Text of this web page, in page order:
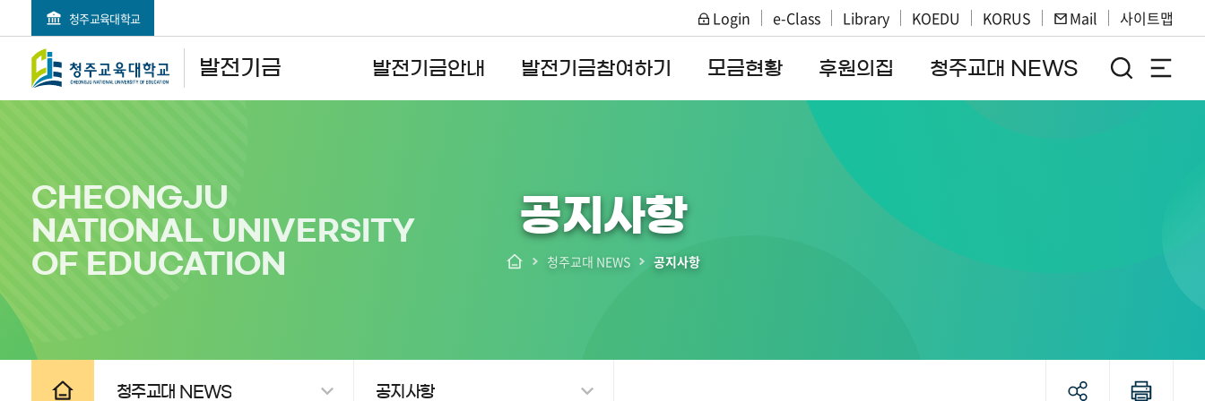
청주교육대학교 Login e-Class Library KOEDU KORUS Mail 사이트맵
발전기금 발전기금안내 발전기금참여하기 모금현황 후원의집 청주교대 NEWS
검색영역 열기전체메뉴 열기
CHEONGJU
NATIONAL UNIVERSITY
OF EDUCATION
공지사항
청주교대 NEWS 공지사항
청주교대 NEWS 공지사항